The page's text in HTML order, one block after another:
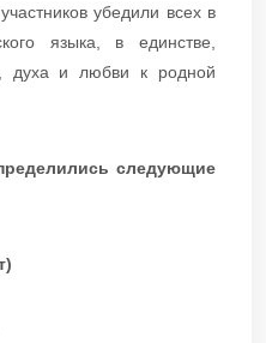
убедили всех в
языка, в единстве,
духа и любви к родной
следующие